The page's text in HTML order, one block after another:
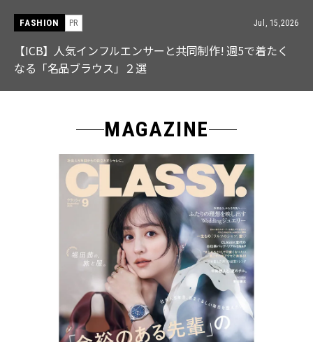
FASHION PR Jul, 15,2026
【ICB】人気インフルエンサーと共同制作! 週5で着たく
なる「名品ブラウス」２選
MAGAZINE